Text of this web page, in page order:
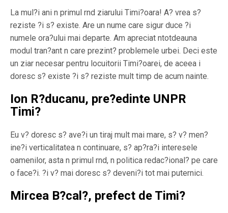
La mul?i ani n primul rnd ziarului Timi?oara! A? vrea s?
reziste ?i s? existe. Are un nume care sigur duce ?i
numele ora?ului mai departe. Am apreciat ntotdeauna
modul tran?ant n care prezint? problemele urbei. Deci este
un ziar necesar pentru locuitorii Timi?oarei, de aceea i
doresc s? existe ?i s? reziste mult timp de acum nainte.
Ion R?ducanu, pre?edinte UNPR
Timi?
Eu v? doresc s? ave?i un tiraj mult mai mare, s? v? men?
ine?i verticalitatea n continuare, s? ap?ra?i interesele
oamenilor, asta n primul rnd, n politica redac?ional? pe care
o face?i. ?i v? mai doresc s? deveni?i tot mai puternici.
Mircea B?cal?, prefect de Timi?